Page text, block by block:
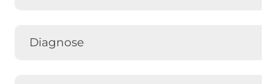
Diagnose